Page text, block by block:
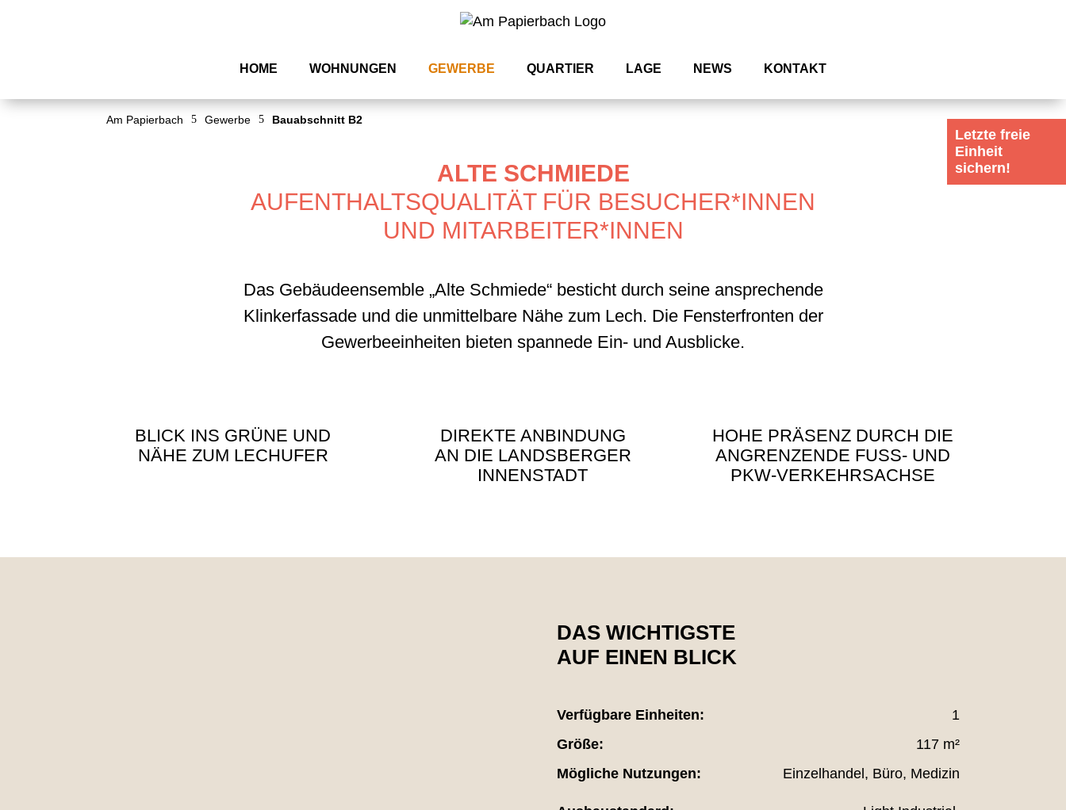
HOME WOHNUNGEN GEWERBE QUARTIER LAGE NEWS KONTAKT
Letzte freie
Einheit
sichern!
Am Papierbach 5 Gewerbe 5 Bauabschnitt B2
ALTE SCHMIEDE
AUFENTHALTSQUALITÄT FÜR BESUCHER*INNEN
UND MITARBEITER*INNEN
Das Gebäudeensemble „Alte Schmiede“ besticht durch seine ansprechende
Klinkerfassade und die unmittelbare Nähe zum Lech. Die Fensterfronten der
Gewerbeeinheiten bieten spannede Ein- und Ausblicke.
BLICK INS GRÜNE UND
NÄHE ZUM LECHUFER
DIREKTE ANBINDUNG
AN DIE LANDSBERGER
INNENSTADT
HOHE PRÄSENZ DURCH DIE
ANGRENZENDE FUSS- UND P
KW-VERKEHRSACHSE
DAS WICHTIGSTE
AUF EINEN BLICK
Verfügbare Einheiten:
1
Größe:
117 m²
Mögliche Nutzungen:
Einzelhandel, Büro, Medizin